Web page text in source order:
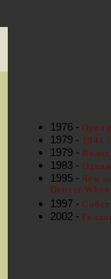
1976 - Орел
1979 - 1941
1979 -
1983 -
1995 - Чем
Denver
1997 -
2002 -